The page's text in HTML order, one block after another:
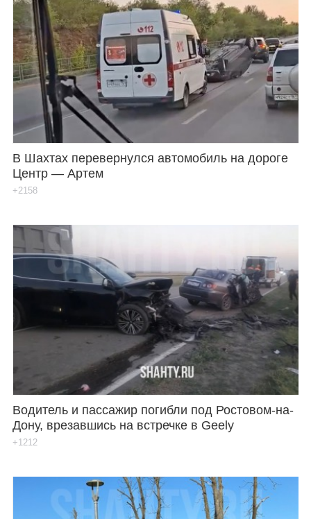
В Шахтах перевернулся автомобиль на дороге
Центр — Артем
+2158
Водитель и пассажир погибли под Ростовом-на-
Дону, врезавшись на встречке в Geely
+1212